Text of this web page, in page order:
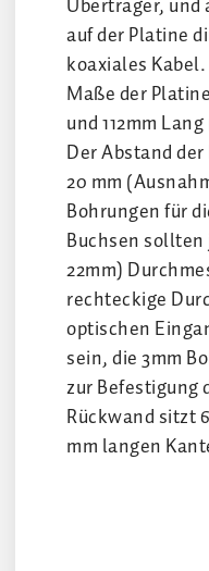
Übertrager, und
auf der Platine
koaxiales Kabel.
Maße der
und 112mm
Der Abstand
20 mm
Bohrungen für
Buchsen sollten
22mm)
rechteckige
optischen
sein, die 3mm
zur Befestigung
Rückwand sitzt
mm langen